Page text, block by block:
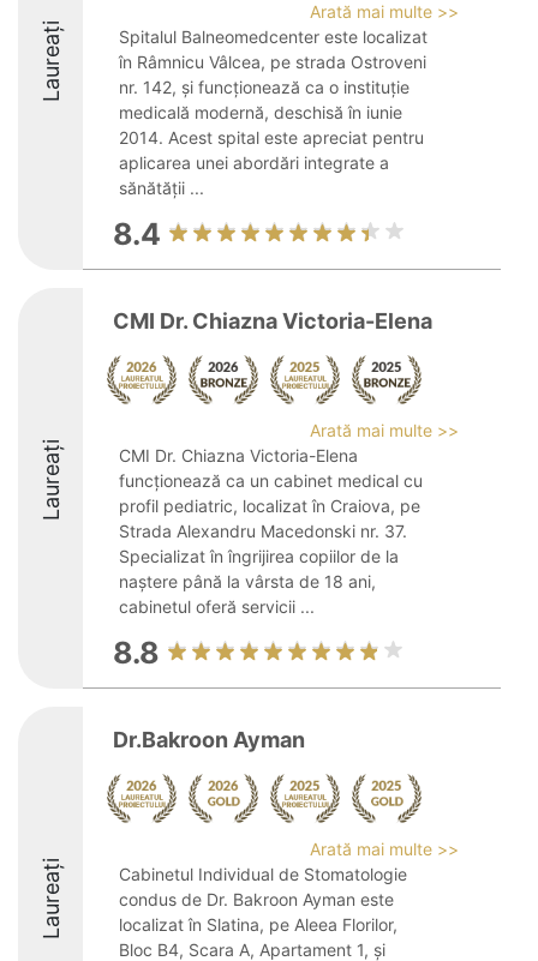
Laureați
Arată mai multe >>
Spitalul Balneomedcenter este localizat
în Râmnicu Vâlcea, pe strada Ostroveni
nr. 142, și funcționează ca o instituție
medicală modernă, deschisă în iunie
2014. Acest spital este apreciat pentru
aplicarea unei abordări integrate a
sănătății ...
8.4
Laureați
CMI Dr. Chiazna Victoria-Elena
Arată mai multe >>
CMI Dr. Chiazna Victoria-Elena
funcționează ca un cabinet medical cu
profil pediatric, localizat în Craiova, pe
Strada Alexandru Macedonski nr. 37.
Specializat în îngrijirea copiilor de la
naștere până la vârsta de 18 ani,
cabinetul oferă servicii ...
8.8
Laureați
Dr.Bakroon Ayman
Arată mai multe >>
Cabinetul Individual de Stomatologie
condus de Dr. Bakroon Ayman este
localizat în Slatina, pe Aleea Florilor,
Bloc B4, Scara A, Apartament 1, și